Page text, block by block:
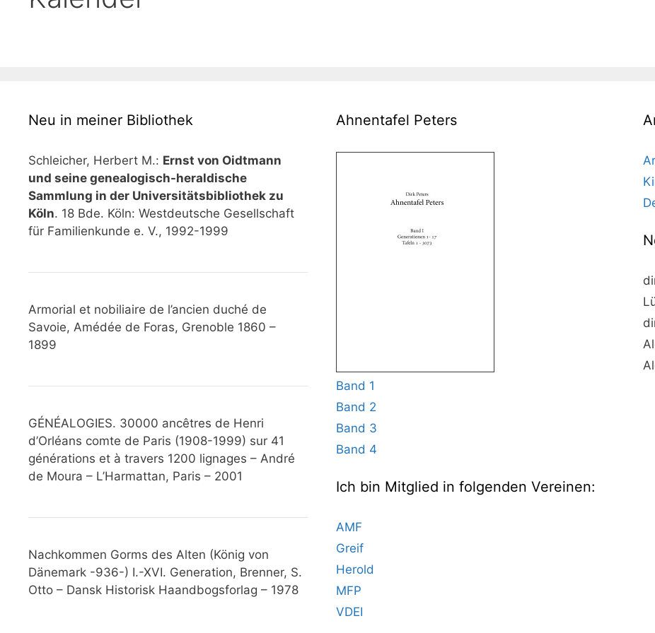
Neu in meiner Bibliothek
Schleicher, Herbert M.: Ernst von Oidtmann
und seine genealogisch-heraldische
Sammlung in der Universitätsbibliothek zu
Köln. 18 Bde. Köln: Westdeutsche Gesellschaft
für Familienkunde e. V., 1992-1999
Armorial et nobiliaire de l’ancien duché de
Savoie, Amédée de Foras, Grenoble 1860 –
1899
GÉNÉALOGIES. 30000 ancêtres de Henri
d’Orléans comte de Paris (1908-1999) sur 41
générations et à travers 1200 lignages – André
de Moura – L’Harmattan, Paris – 2001
Nachkommen Gorms des Alten (König von
Dänemark -936-) I.-XVI. Generation, Brenner, S.
Otto – Dansk Historisk Haandbogsforlag – 1978
Ahnentafel Peters
Band 1
Band 2
Band 3
Band 4
Ich bin Mitglied in folgenden Vereinen:
AMF
Greif
Herold
MFP
VDEI